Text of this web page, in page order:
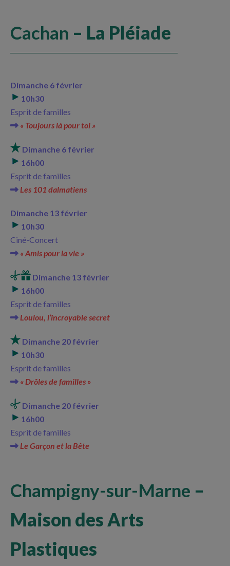
Cachan – La Pléiade
Dimanche 6 février
10h30
Esprit de familles
« Toujours là pour toi »
Dimanche 6 février
16h00
Esprit de familles
Les 101 dalmatiens
Dimanche 13 février
10h30
Ciné-Concert
« Amis pour la vie »
Dimanche 13 février
16h00
Esprit de familles
Loulou, l’incroyable secret
Dimanche 20 février
10h30
Esprit de familles
« Drôles de familles »
Dimanche 20 février
16h00
Esprit de familles
Le Garçon et la Bête
Champigny-sur-Marne –
Maison des Arts
Plastiques